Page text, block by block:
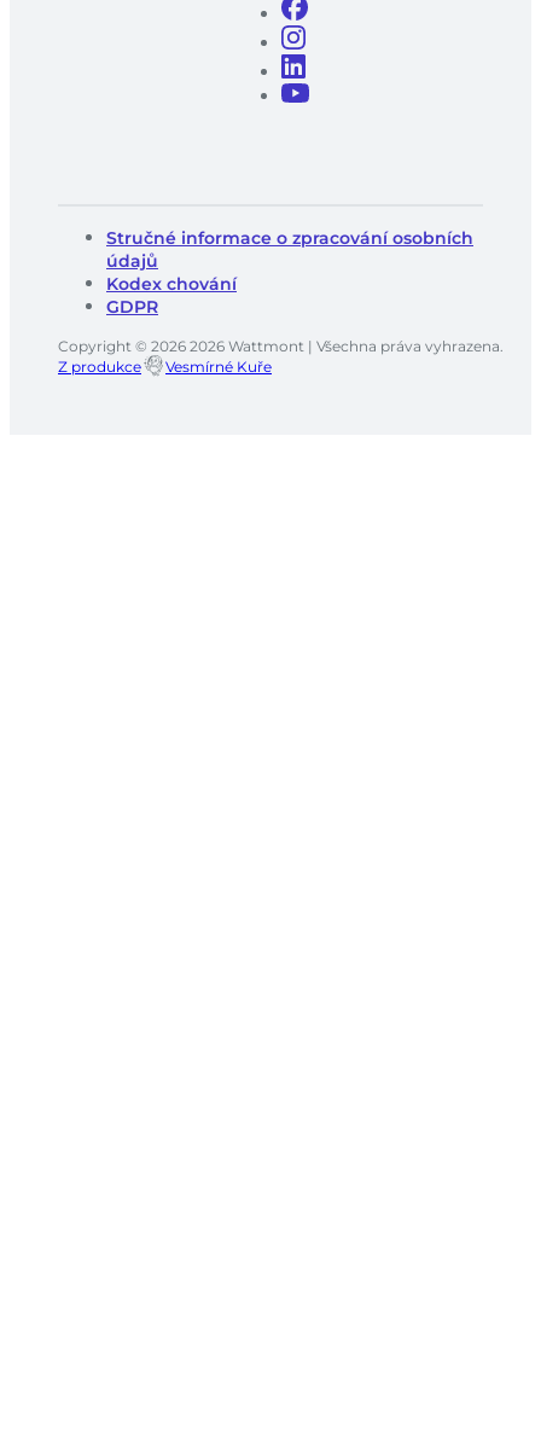
Stručné informace o zpracování osobních
údajů
Kodex chování
GDPR
Copyright © 2026 2026 Wattmont | Všechna práva vyhrazena.
Z produkce
Vesmírné Kuře